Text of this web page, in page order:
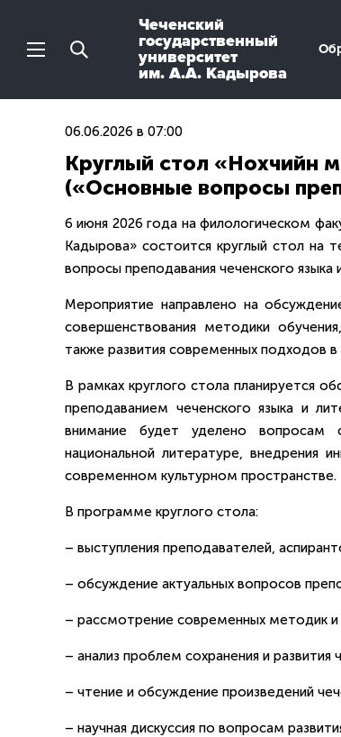
Чеченский
государственный
университет
им. А.А. Кадырова
06.06.2026 в 07:00
Круглый стол «Нохчийн
(«Основные вопросы
6 июня 2026 года на филологическом
Кадырова» состоится круглый стол на
вопросы преподавания чеченского языка
Мероприятие направлено на
совершенствования методики
также развития современных подходов
В рамках круглого стола планируется
преподаванием чеченского языка и
внимание будет уделено вопросам
национальной литературе, внедрения
современном культурном пространстве.
В программе круглого стола:
– выступления преподавателей,
– обсуждение актуальных вопросов
– рассмотрение современных методик и
– анализ проблем сохранения и
– чтение и обсуждение произведений
– научная дискуссия по вопросам